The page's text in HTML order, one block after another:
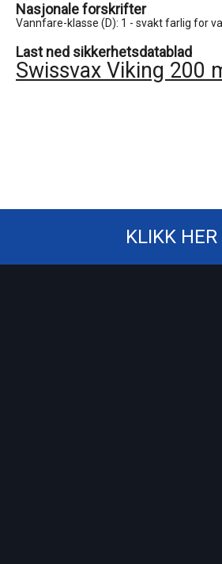
Nasjonale forskrifter
Vannfare-klasse (D): 1 - svakt farlig for
Last ned sikkerhetsdatablad
Swissvax Viking 200
KLIKK